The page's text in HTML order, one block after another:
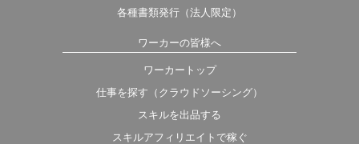
各種書類発行（法人限定）
ワーカーの皆様へ
ワーカートップ
仕事を探す（クラウドソーシング）
スキルを出品する
スキルアフィリエイトで稼ぐ